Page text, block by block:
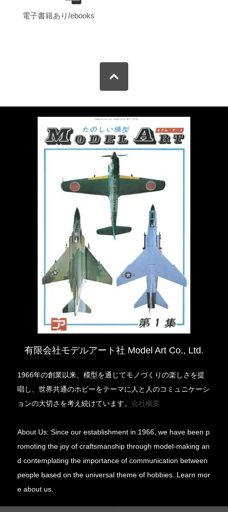
電子書籍あり/ebooks
有限会社モデルアート社 Model Art Co., Ltd.
1966年の創業以来、模型を通じてモノづくりの楽しさを提
唱し、世界共通のホビーをテーマに人と人のコミュニケーシ
ョンの大切さを考え続けています。会社概要
About Us: Since our establishment in 1966, we have been p
romoting the joy of craftsmanship through model-making an
d contemplating the importance of communication between
people based on the universal theme of hobbies. Learn mor
e about us.